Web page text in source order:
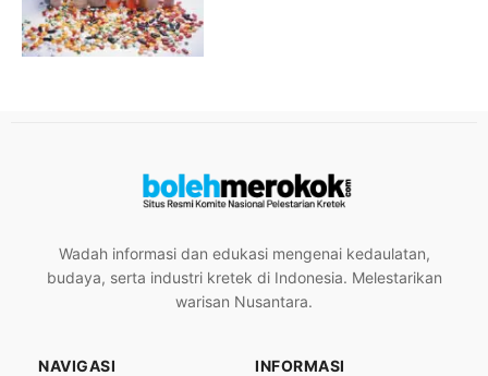
Wadah informasi dan edukasi mengenai kedaulatan,
budaya, serta industri kretek di Indonesia. Melestarikan
warisan Nusantara.
NAVIGASI INFORMASI